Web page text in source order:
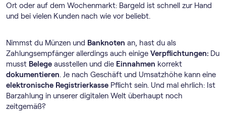
Ort oder auf dem Wochenmarkt: Bargeld ist schnell zur Hand
und bei vielen Kunden nach wie vor beliebt.
Nimmst du Münzen und Banknoten an, hast du als
Zahlungsempfänger allerdings auch einige Verpflichtungen: Du
musst Belege ausstellen und die Einnahmen korrekt
dokumentieren. Je nach Geschäft und Umsatzhöhe kann eine
elektronische Registrierkasse Pflicht sein. Und mal ehrlich: Ist
Barzahlung in unserer digitalen Welt überhaupt noch
zeitgemäß?